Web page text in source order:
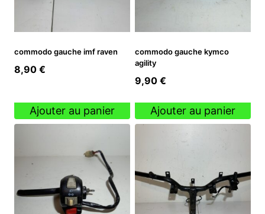
commodo gauche imf raven
8,90 €
Ajouter au panier
commodo gauche kymco
agility
9,90 €
Ajouter au panier